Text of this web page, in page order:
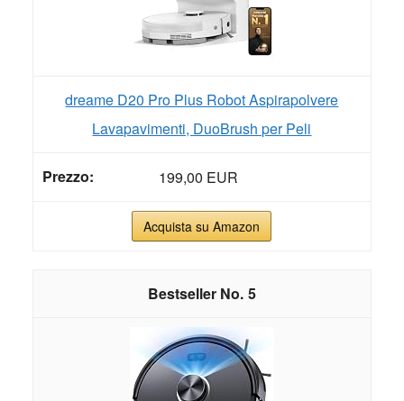
dreame D20 Pro Plus Robot Aspirapolvere
Lavapavimenti, DuoBrush per Peli
199,00 EUR
Acquista su Amazon
5